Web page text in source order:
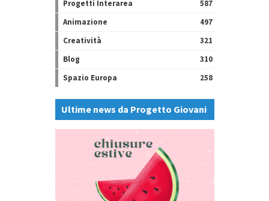
Progetti Interarea
587
Animazione
497
Creatività
321
Blog
310
Spazio Europa
258
Ultime news da Progetto Giovani